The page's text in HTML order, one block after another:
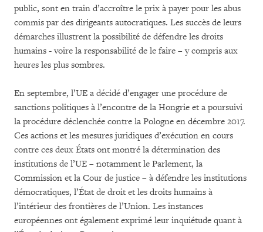
public, sont en train d’accroître le prix à payer pour les abus
commis par des dirigeants autocratiques. Les succès de leurs
démarches illustrent la possibilité de défendre les droits
humains - voire la responsabilité de le faire – y compris aux
heures les plus sombres.
En septembre, l’UE a décidé d’engager une procédure de
sanctions politiques à l’encontre de la Hongrie et a poursuivi
la procédure déclenchée contre la Pologne en décembre 2017.
Ces actions et les mesures juridiques d’exécution en cours
contre ces deux États ont montré la détermination des
institutions de l’UE – notamment le Parlement, la
Commission et la Cour de justice – à défendre les institutions
démocratiques, l’État de droit et les droits humains à
l’intérieur des frontières de l’Union. Les instances
européennes ont également exprimé leur inquiétude quant à